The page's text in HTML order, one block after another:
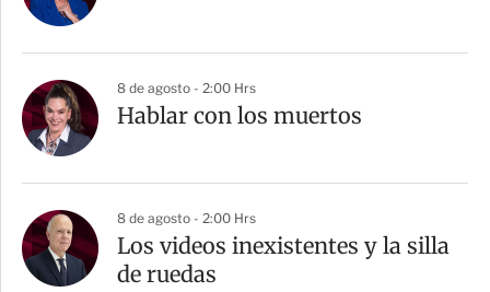
8 de agosto - 2:00 Hrs
Hablar con los muertos
8 de agosto - 2:00 Hrs
Los videos inexistentes y la silla
de ruedas